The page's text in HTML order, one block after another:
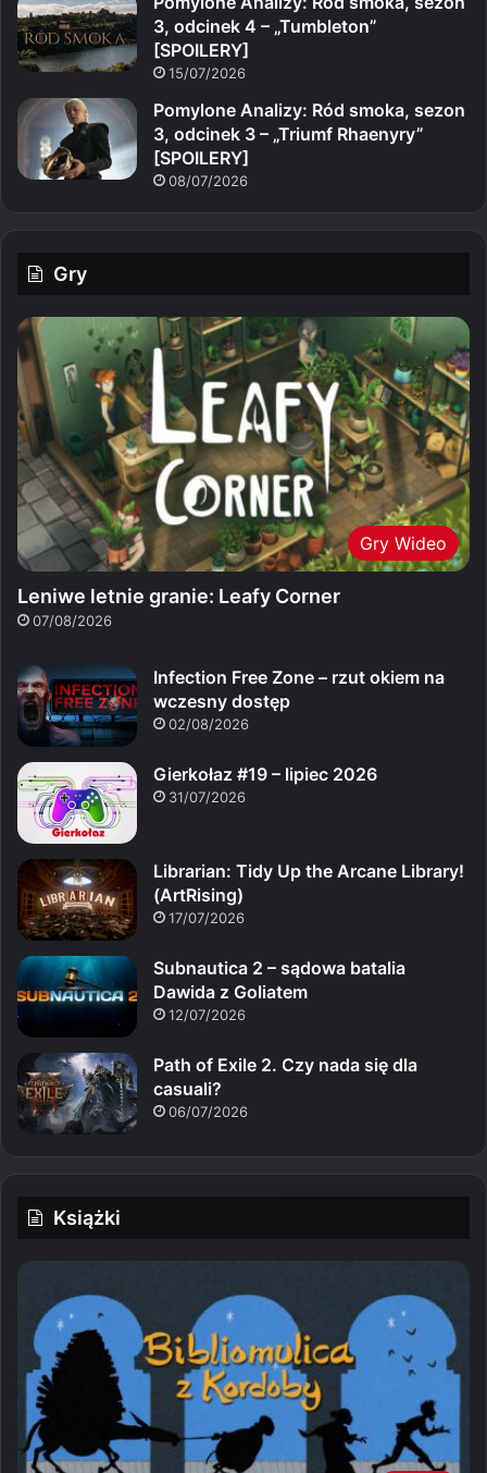
3, odcinek 4 – „Tumbleton”
[SPOILERY]
15/07/2026
Pomylone Analizy: Ród smoka, sezon
3, odcinek 3 – „Triumf Rhaenyry”
[SPOILERY]
08/07/2026
Gry
Gry Wideo
Leniwe letnie granie: Leafy Corner
07/08/2026
Infection Free Zone – rzut okiem na
wczesny dostęp
02/08/2026
Gierkołaz #19 – lipiec 2026
31/07/2026
Librarian: Tidy Up the Arcane Library!
(ArtRising)
17/07/2026
Subnautica 2 – sądowa batalia
Dawida z Goliatem
12/07/2026
Path of Exile 2. Czy nada się dla
casuali?
06/07/2026
Książki